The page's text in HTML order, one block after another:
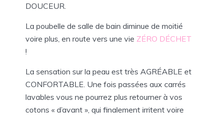
DOUCEUR.
La poubelle de salle de bain diminue de moitié
voire plus, en route vers une vie ZÉRO DÉCHET
!
La sensation sur la peau est très AGRÉABLE et
CONFORTABLE. Une fois passées aux carrés
lavables vous ne pourrez plus retourner à vos
cotons « d’avant », qui finalement irritent voire